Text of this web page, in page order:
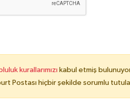
kurallarımızı kabul etmiş
Postası hiçbir şekilde sorumlu